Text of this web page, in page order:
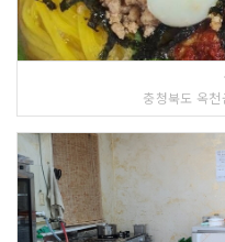
충청북도 옥